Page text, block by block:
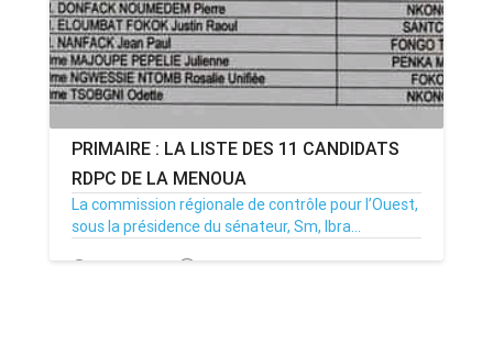
ASSAINISSEMENT
BREAKING-NEWS
CAMEROUN
PLUS
PRIMAIRE : LA LISTE DES 11 CANDIDATS
RDPC DE LA MENOUA
La commission régionale de contrôle pour l’Ouest,
sous la présidence du sénateur, Sm, Ibra...
19/09/20 Par MenouActu 0